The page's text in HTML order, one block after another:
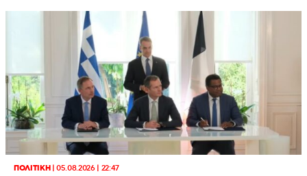
ΠΟΛΙΤΙΚΗ|05.08.2026 | 22:47